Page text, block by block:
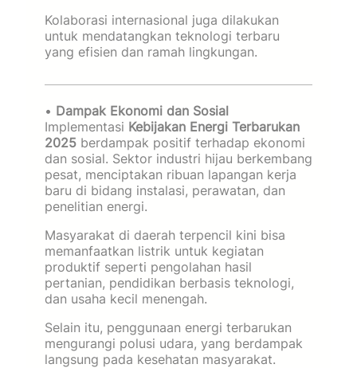
Kolaborasi internasional juga dilakukan
untuk mendatangkan teknologi terbaru
yang efisien dan ramah lingkungan.
• Dampak Ekonomi dan Sosial
Implementasi Kebijakan Energi Terbarukan
2025 berdampak positif terhadap ekonomi
dan sosial. Sektor industri hijau berkembang
pesat, menciptakan ribuan lapangan kerja
baru di bidang instalasi, perawatan, dan
penelitian energi.
Masyarakat di daerah terpencil kini bisa
memanfaatkan listrik untuk kegiatan
produktif seperti pengolahan hasil
pertanian, pendidikan berbasis teknologi,
dan usaha kecil menengah.
Selain itu, penggunaan energi terbarukan
mengurangi polusi udara, yang berdampak
langsung pada kesehatan masyarakat.